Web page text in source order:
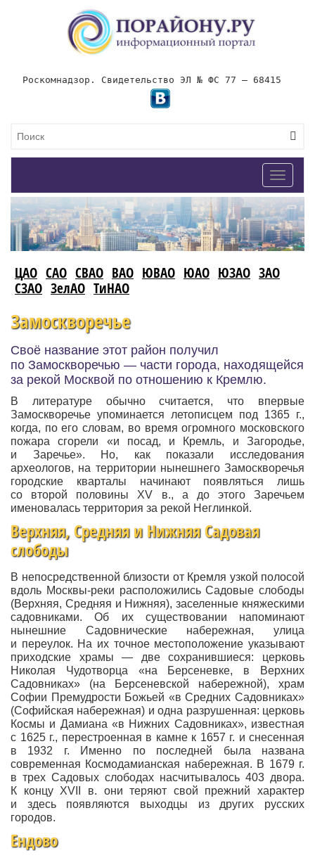
Роскомнадзор. Свидетельство ЭЛ № ФС 77 – 68415
Toggle
ЦАО САО СВАО ВАО ЮВАО ЮАО ЮЗАО ЗАО
СЗАО ЗелАО ТиНАО
Замоскворечье
Своё название этот район получил
по Замоскворечью — части города, находящейся
за рекой Москвой по отношению к Кремлю.
В литературе обычно считается, что впервые
Замоскворечье упоминается летописцем под 1365 г.,
когда, по его словам, во время огромного московского
пожара сгорели «и посад, и Кремль, и Загородье,
и Заречье». Но, как показали исследования
археологов, на территории нынешнего Замоскворечья
городские кварталы начинают появляться лишь
со второй половины XV в., а до этого Заречьем
именовалась территория за рекой Неглинкой.
Верхняя, Средняя и Нижняя Садовая
слободы
В непосредственной близости от Кремля узкой полосой
вдоль Москвы-реки расположились Садовые слободы
(Верхняя, Средняя и Нижняя), заселенные княжескими
садовниками. Об их существовании напоминают
нынешние Садовнические набережная, улица
и переулок. На их точное местоположение указывают
приходские храмы — две сохранившиеся: церковь
Николая Чудотворца «на Берсеневке, в Верхних
Садовниках» (на Берсеневской набережной), храм
Софии Премудрости Божьей «в Средних Садовниках»
(Софийская набережная) и одна разрушенная: церковь
Космы и Дамиана «в Нижних Садовниках», известная
с 1625 г., перестроенная в камне к 1657 г. и снесенная
в 1932 г. Именно по последней была названа
современная Космодамианская набережная. В 1679 г.
в трех Садовых слободах насчитывалось 403 двора.
К концу XVII в. они теряют свой прежний характер
и здесь появляются выходцы из других русских
городов.
Ендово